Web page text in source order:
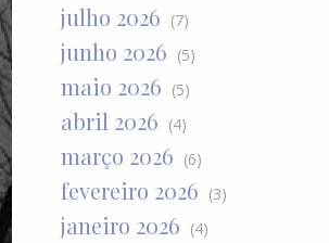
julho 2026 (7)
junho 2026 (5)
maio 2026 (5)
abril 2026 (4)
março 2026 (6)
fevereiro 2026 (3)
janeiro 2026 (4)